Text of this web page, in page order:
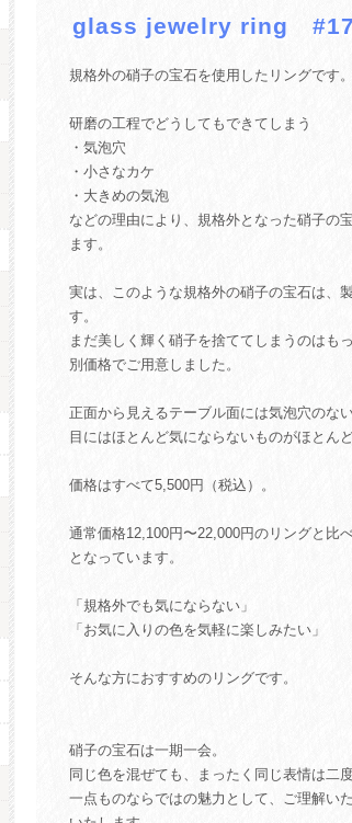
glass jewelry ring #17
規格外の硝子の宝石を使用したリングです。
研磨の工程でどうしてもできてしまう
・気泡穴
・小さなカケ
・大きめの気泡
などの理由により、規格外となった硝子の
ます。
実は、このような規格外の硝子の宝石は、
す。
まだ美しく輝く硝子を捨ててしまうのはも
別価格でご用意しました。
正面から見えるテーブル面には気泡穴のな
目にはほとんど気にならないものがほとんど
価格はすべて5,500円（税込）。
通常価格12,100円〜22,000円のリングと比
となっています。
「規格外でも気にならない」
「お気に入りの色を気軽に楽しみたい」
そんな方におすすめのリングです。
硝子の宝石は一期一会。
同じ色を混ぜても、まったく同じ表情は二
一点ものならではの魅力として、ご理解い